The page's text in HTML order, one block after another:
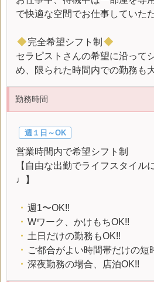
で快適な空間でお仕事していた
◆完全希望シフト制 ◆
セラピストさんの希望に沿って
め、限られた時間内での勤務も
勤務時間
週１日～OK
営業時間内で希望シフト制
【自由な出勤でライフスタイル
♩】
・ 週1〜OK!!
・ Wワーク、かけもちOK!!
・ 土日だけの勤務もOK!!
・ ご都合がよい時間帯だけの短
・ 深夜勤務の場合、店泊OK!!